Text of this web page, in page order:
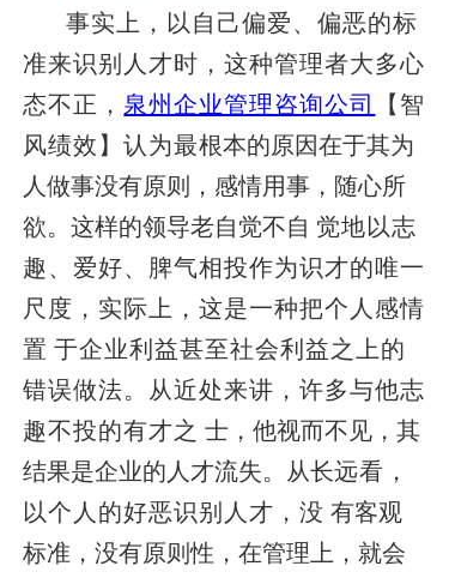
事实上，以自己偏爱、偏恶的标
准来识别人才时，这种管理者大多心
态不正， 泉州企业管理咨询公司
【智
风绩效】认为最根本的原因在于其为
人做事没有原则，感情用事，随心所
欲。这样的领导老自觉不自 觉地以志
趣、爱好、脾气相投作为识才的唯一
尺度，实际上，这是一种把个人感情
置 于企业利益甚至社会利益之上的
错误做法。从近处来讲，许多与他志
趣不投的有才之 士，他视而不见，其
结果是企业的人才流失。从长远看，
以个人的好恶识别人才，没 有客观
标准，没有原则性，在管理上，就会